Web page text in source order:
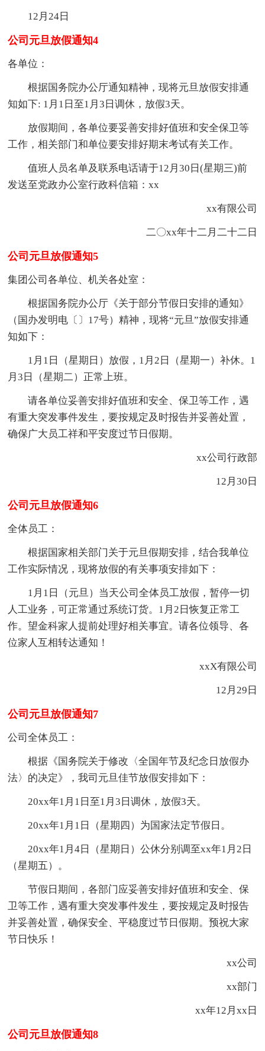
12月24日
公司元旦放假通知4
各单位：
根据国务院办公厅通知精神，现将元旦放假安排通
知如下: 1月1日至1月3日调休，放假3天。
放假期间，各单位要妥善安排好值班和安全保卫等
工作，相关部门和单位要安排好期末考试有关工作。
值班人员名单及联系电话请于12月30日(星期三)前
发送至党政办公室行政科信箱：xx
xx有限公司
二〇xx年十二月二十二日
公司元旦放假通知5
集团公司各单位、机关各处室：
根据国务院办公厅《关于部分节假日安排的通知》
（国办发明电〔〕17号）精神，现将“元旦”放假安排通
知如下：
1月1日（星期日）放假，1月2日（星期一）补休。1
月3日（星期二）正常上班。
请各单位妥善安排好值班和安全、保卫等工作，遇
有重大突发事件发生，要按规定及时报告并妥善处置，
确保广大员工祥和平安度过节日假期。
xx公司行政部
12月30日
公司元旦放假通知6
全体员工：
根据国家相关部门关于元旦假期安排，结合我单位
工作实际情况，现将放假的有关事项安排如下：
1月1日（元旦）当天公司全体员工放假，暂停一切
人工业务，可正常通过系统订货。1月2日恢复正常工
作。望金科家人提前处理好相关事宜。请各位领导、各
位家人互相转达通知！
xxX有限公司
12月29日
公司元旦放假通知7
公司全体员工：
根据《国务院关于修改〈全国年节及纪念日放假办
法〉的决定》，我司元旦佳节放假安排如下：
20xx年1月1日至1月3日调休，放假3天。
20xx年1月1日（星期四）为国家法定节假日。
20xx年1月4日（星期日）公休分别调至xx年1月2日
（星期五）。
节假日期间，各部门应妥善安排好值班和安全、保
卫等工作，遇有重大突发事件发生，要按规定及时报告
并妥善处置，确保安全、平稳度过节日假期。预祝大家
节日快乐！
xx公司
xx部门
xx年12月xx日
公司元旦放假通知8